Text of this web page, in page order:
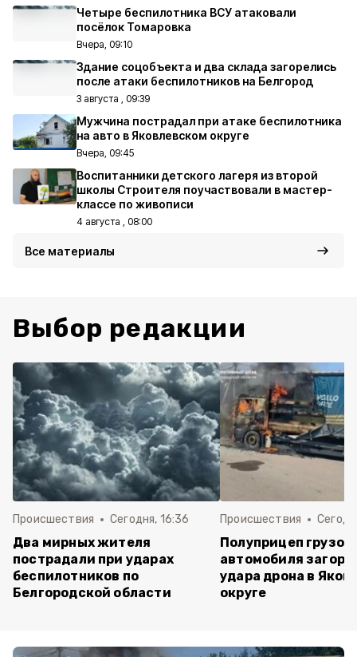
Четыре беспилотника ВСУ атаковали
посёлок Томаровка
Вчера, 09:10
Здание соцобъекта и два склада загорелись
после атаки беспилотников на Белгород
3 августа , 09:39
Мужчина пострадал при атаке беспилотника
на авто в Яковлевском округе
Вчера, 09:45
Воспитанники детского лагеря из второй
школы Строителя поучаствовали в мастер-
классе по живописи
4 августа , 08:00
Все материалы
Выбор редакции
Происшествия Сегодня, 16:36
Два мирных жителя
пострадали при ударах
беспилотников по
Белгородской области
Происшествия
Полуприцеп
автомобиля
удара дрона в
округе